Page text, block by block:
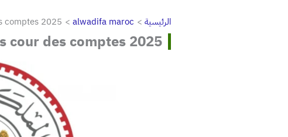
الرئيسية alwadifa maroc
comptes 2025
cour des comptes 2025